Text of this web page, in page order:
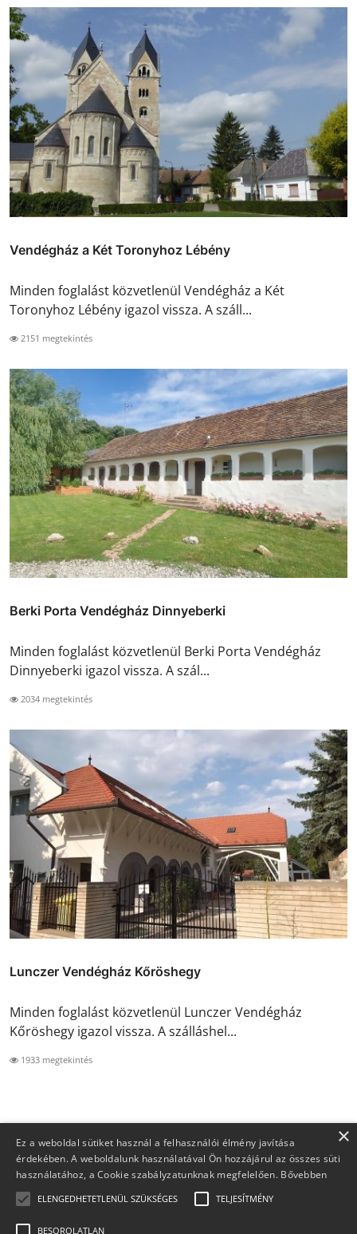
Vendégház a Két Toronyhoz Lébény
Minden foglalást közvetlenül Vendégház a Két
Toronyhoz Lébény igazol vissza. A száll...
2151 megtekintés
Berki Porta Vendégház Dinnyeberki
Minden foglalást közvetlenül Berki Porta Vendégház
Dinnyeberki igazol vissza. A szál...
2034 megtekintés
Lunczer Vendégház Kőröshegy
Minden foglalást közvetlenül Lunczer Vendégház
Kőröshegy igazol vissza. A szálláshel...
1933 megtekintés
×
Ez a weboldal sütiket használ a felhasználói élmény javítása
érdekében. A weboldalunk használatával Ön hozzájárul az összes süti
használatához, a Cookie szabályzatunknak megfelelően. Bővebben
ELENGEDHETETLENÜL SZÜKSÉGES TELJESÍTMÉNY
BESOROLATLAN